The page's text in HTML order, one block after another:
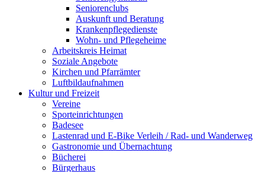
Seniorenclubs
Auskunft und Beratung
Krankenpflegedienste
Wohn- und Pflegeheime
Arbeitskreis Heimat
Soziale Angebote
Kirchen und Pfarrämter
Luftbildaufnahmen
Kultur und Freizeit
Vereine
Sporteinrichtungen
Badesee
Lastenrad und E-Bike Verleih / Rad- und Wanderweg
Gastronomie und Übernachtung
Bücherei
Bürgerhaus